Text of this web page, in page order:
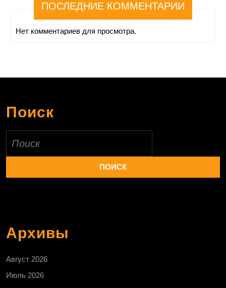
ПОСЛЕДНИЕ КОММЕНТАРИИ
Нет комментариев для просмотра.
Поиск
Архивы
Август 2026
Июль 2026